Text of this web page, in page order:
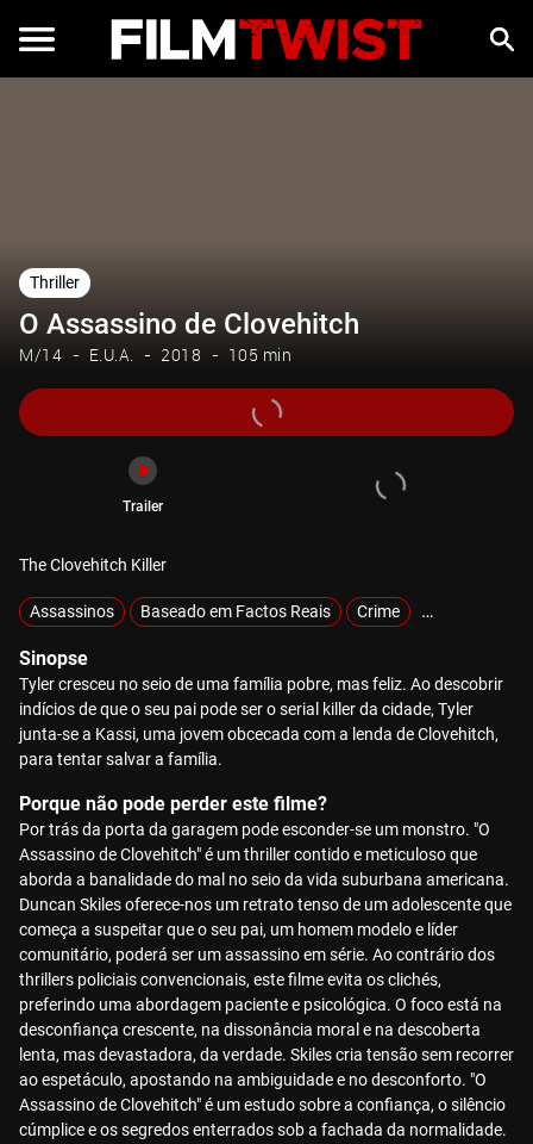
Thriller
O Assassino de Clovehitch
M/14 E.U.A. 2018 105 min
Trailer
The Clovehitch Killer
Assassinos Baseado em Factos Reais Crime Mistério
Sinopse
Tyler cresceu no seio de uma família pobre, mas feliz. Ao descobrir
indícios de que o seu pai pode ser o serial killer da cidade, Tyler
junta-se a Kassi, uma jovem obcecada com a lenda de Clovehitch,
para tentar salvar a família.
Porque não pode perder este filme?
Por trás da porta da garagem pode esconder-se um monstro. "O
Assassino de Clovehitch" é um thriller contido e meticuloso que
aborda a banalidade do mal no seio da vida suburbana americana.
Duncan Skiles oferece-nos um retrato tenso de um adolescente que
começa a suspeitar que o seu pai, um homem modelo e líder
comunitário, poderá ser um assassino em série. Ao contrário dos
thrillers policiais convencionais, este filme evita os clichés,
preferindo uma abordagem paciente e psicológica. O foco está na
desconfiança crescente, na dissonância moral e na descoberta
lenta, mas devastadora, da verdade. Skiles cria tensão sem recorrer
ao espetáculo, apostando na ambiguidade e no desconforto. "O
Assassino de Clovehitch" é um estudo sobre a confiança, o silêncio
cúmplice e os segredos enterrados sob a fachada da normalidade.